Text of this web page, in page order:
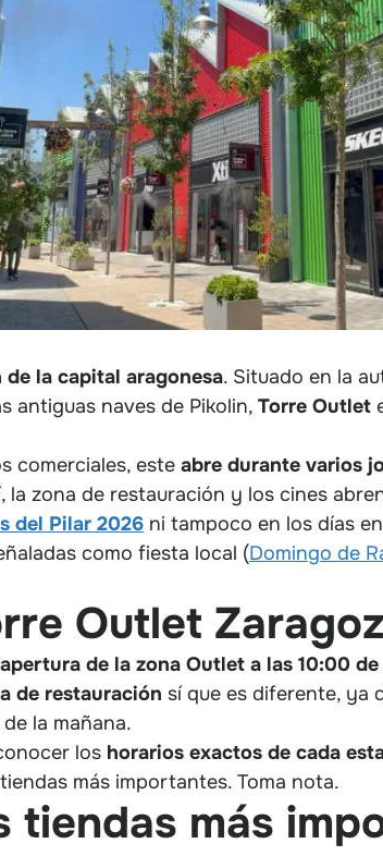
la capital aragonesa. Situado en la
antiguas naves de Pikolin, Torre Outlet
comerciales, este abre durante varios
la zona de restauración y los cines
del Pilar 2026 ni tampoco en los días
como fiesta local (Domingo de
Outlet
apertura de la zona Outlet a las 10:00
de restauración sí que es diferente, ya
la mañana.
los horarios exactos de cada
más importantes. Toma nota.
tiendas más